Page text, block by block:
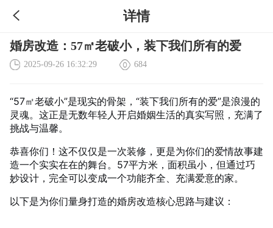
详情
婚房改造：57㎡老破小，装下我们所有的爱
2025-09-26 16:32:29 684
“57㎡老破小”是现实的骨架，“装下我们所有的爱”是浪漫的
灵魂。这正是无数年轻人开启婚姻生活的真实写照，充满了
挑战与温馨。
恭喜你们！这不仅仅是一次装修，更是为你们的爱情故事建
造一个实实在在的舞台。57平方米，面积虽小，但通过巧
妙设计，完全可以变成一个功能齐全、充满爱意的家。
以下是为你们量身打造的婚房改造核心思路与建议：